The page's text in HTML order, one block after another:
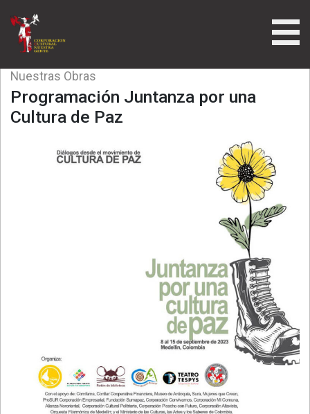
Nuestras Obras
Programación Juntanza por una
Cultura de Paz